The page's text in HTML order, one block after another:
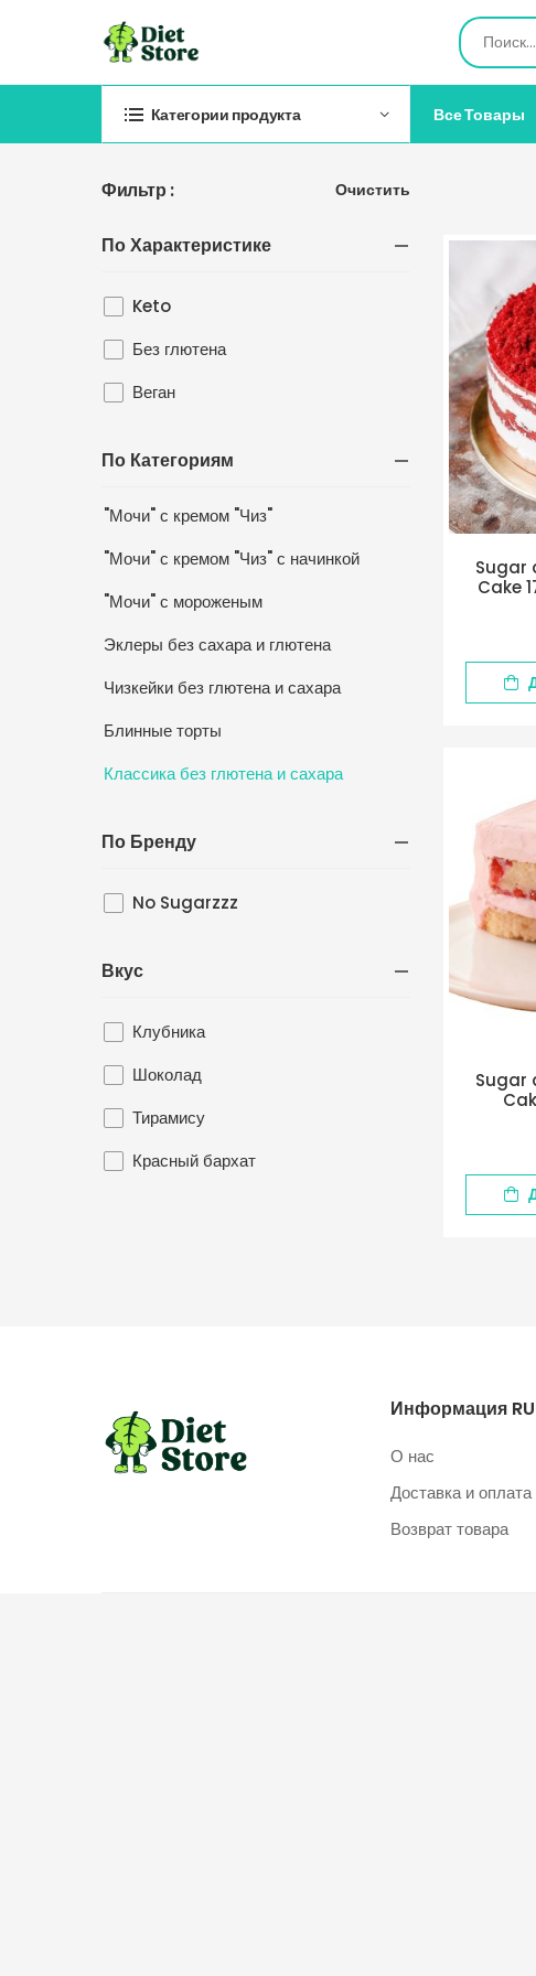
Категории продукта Все Товары
Фильтр : Очистить
По Характеристике
Keto
Без глютена
Веган
По Категориям
"Мочи" с кремом "Чиз"
"Мочи" с кремом "Чиз" с начинкой
"Мочи" с мороженым
Эклеры без сахара и глютена
Чизкейки без глютена и сахара
Блинные торты
Классика без глютена и сахара
По Бренду
No Sugarzzz
Вкус
Клубника
Шоколад
Тирамису
Красный бархат
Sugar
Cake
Sugar
Информация RU
О нас
Доставка и оплата
Возврат товара